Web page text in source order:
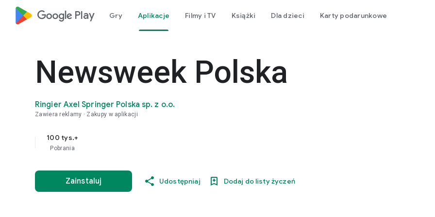
google_logo Play Gry Aplikacje Filmy i TV Książki Dla dzieci Karty podarunkowe
Newsweek Polska
Ringier Axel Springer Polska sp. z o.o.
Zawiera reklamy Zakupy w aplikacji
100 tys.+
Pobrania
Zainstaluj Udostępniaj Dodaj do listy życzeń